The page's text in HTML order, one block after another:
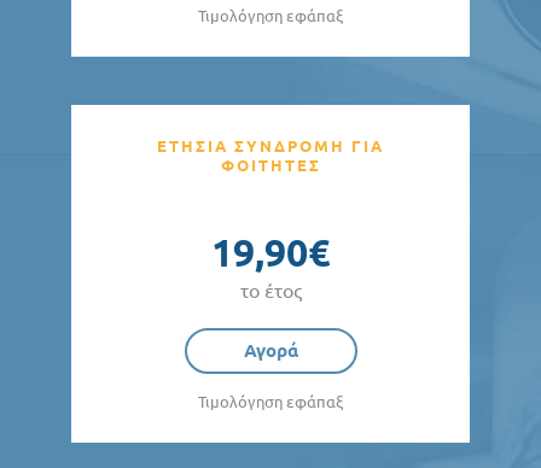
Τιμολόγηση εφάπαξ
ΕΤΗΣΙΑ ΣΥΝΔΡΟΜΗ ΓΙΑ
ΦΟΙΤΗΤΕΣ
19,90€
το έτος
Αγορά
Τιμολόγηση εφάπαξ